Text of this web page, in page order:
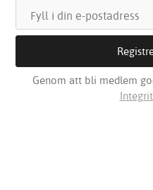
Genom att bli medlem